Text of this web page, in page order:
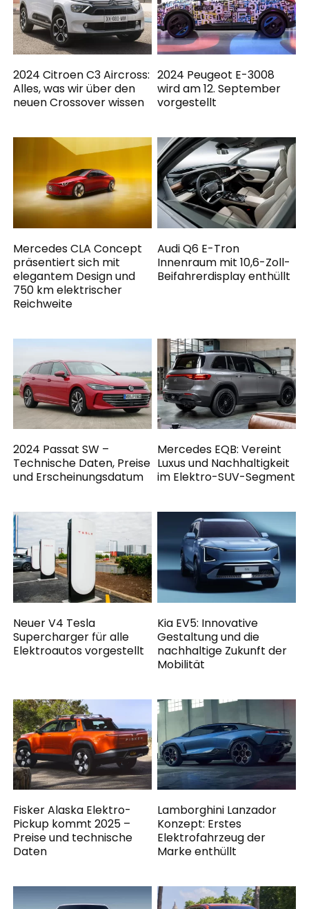
2024 Citroen C3 Aircross:
Alles, was wir über den
neuen Crossover wissen
2024 Peugeot E-3008
wird am 12. September
vorgestellt
Mercedes CLA Concept
präsentiert sich mit
elegantem Design und
750 km elektrischer
Reichweite
Audi Q6 E-Tron
Innenraum mit 10,6-Zoll-
Beifahrerdisplay enthüllt
2024 Passat SW –
Technische Daten, Preise
und Erscheinungsdatum
Mercedes EQB: Vereint
Luxus und Nachhaltigkeit
im Elektro-SUV-Segment
Neuer V4 Tesla
Supercharger für alle
Elektroautos vorgestellt
Kia EV5: Innovative
Gestaltung und die
nachhaltige Zukunft der
Mobilität
Fisker Alaska Elektro-
Pickup kommt 2025 –
Preise und technische
Daten
Lamborghini Lanzador
Konzept: Erstes
Elektrofahrzeug der
Marke enthüllt